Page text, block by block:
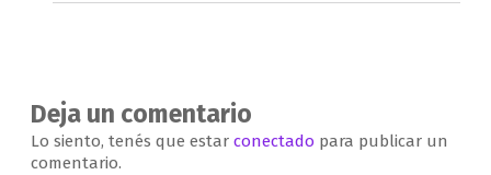
Deja un comentario
Lo siento, tenés que estar conectado para publicar un
comentario.